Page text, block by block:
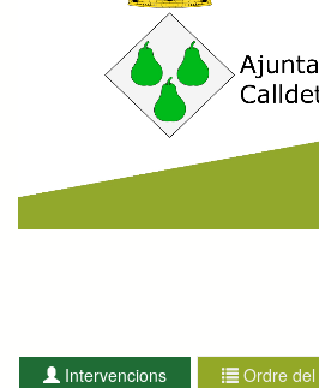
Intervencions
Ordre del